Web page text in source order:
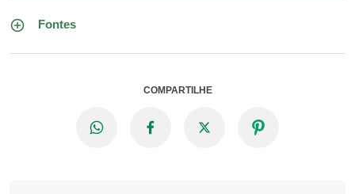
Fontes
COMPARTILHE